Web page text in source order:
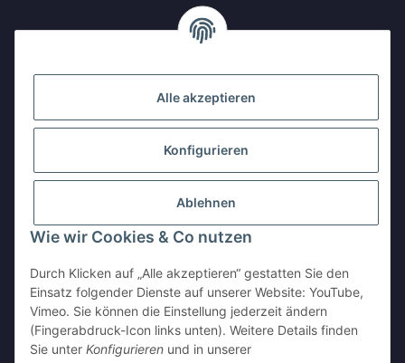
Alle akzeptieren
Konfigurieren
Ablehnen
Wie wir Cookies & Co nutzen
Durch Klicken auf „Alle akzeptieren“ gestatten Sie den
Einsatz folgender Dienste auf unserer Website: YouTube,
Vimeo. Sie können die Einstellung jederzeit ändern
(Fingerabdruck-Icon links unten). Weitere Details finden
Sie unter Konfigurieren und in unserer
Vertrag widerrufen